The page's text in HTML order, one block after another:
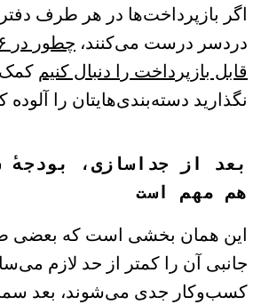
اگر بازپرداخت‌ها در هر طرف
دردسر درست می‌کنند،
قابل بازپرداخت را دنبال کنیم
نگذارید دسته‌بندی‌هایتان را آلوده
بعد از جداسازی، بودجهٔ
هم مهم است
این همان بخشی است که بعضی
جانبی آن را کمتر از حد لازم
کسب‌وکار جدی می‌شوند، بعد سمت